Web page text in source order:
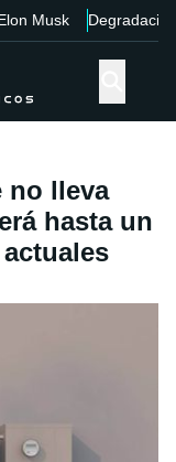
Musk Degradación
no lleva
hasta un